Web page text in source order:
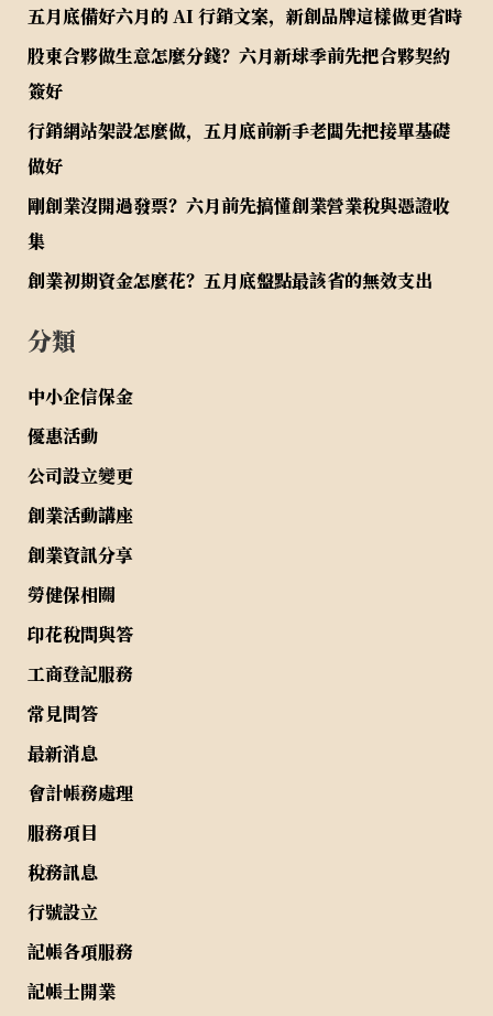
五月底備好六月的 AI 行銷文案，新創品牌這樣做更省時
股東合夥做生意怎麼分錢？六月新球季前先把合夥契約
簽好
行銷網站架設怎麼做，五月底前新手老闆先把接單基礎
做好
剛創業沒開過發票？六月前先搞懂創業營業稅與憑證收
集
創業初期資金怎麼花？五月底盤點最該省的無效支出
分類
中小企信保金
優惠活動
公司設立變更
創業活動講座
創業資訊分享
勞健保相關
印花稅問與答
工商登記服務
常見問答
最新消息
會計帳務處理
服務項目
稅務訊息
行號設立
記帳各項服務
記帳士開業